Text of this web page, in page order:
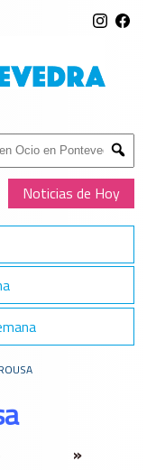
Submit
Noticias de Hoy
»